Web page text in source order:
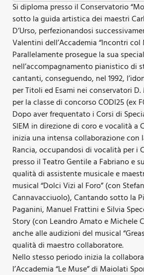
Si diploma presso il Conservatorio
sotto la guida artistica dei maestri
D’Urso, perfezionandosi
Valentini dell’Accademia “Incontri col
Parallelamente prosegue la sua
nell’accompagnamento pianistico di
cantanti, conseguendo, nel 1992,
per Titoli ed Esami nei conservatori D.
per la classe di concorso CODI25 (ex
Dopo aver frequentato i Corsi di
SIEM in direzione di coro e vocalità a
inizia una intensa collaborazione con
Rancia, occupandosi di vocalità per i
presso il Teatro Gentile a Fabriano e
qualità di assistente musicale e
musical “Dolci Vizi al Foro” (con
Cannavacciuolo), Cantando sotto la
Paganini, Manuel Frattini e Silvia
Story (con Leandro Amato e Michele
anche alle audizioni del musical
qualità di maestro collaboratore.
Nello stesso periodo inizia la
l’Accademia “Le Muse” di Maiolati